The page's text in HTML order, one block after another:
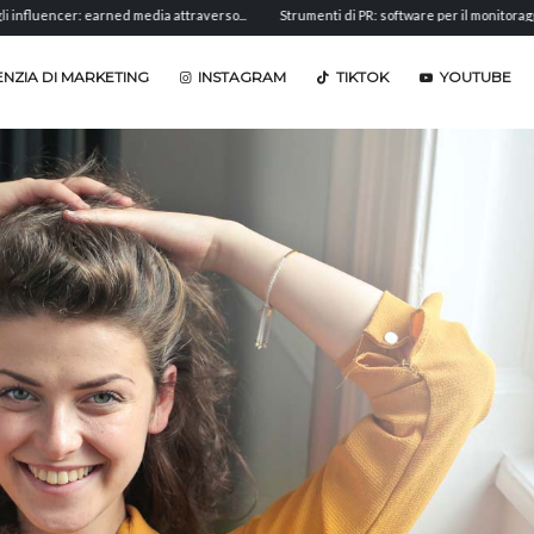
earned media attraverso... Strumenti di PR: software per il monitoraggio,...
DI MARKETING INSTAGRAM TIKTOK YOUTUBE